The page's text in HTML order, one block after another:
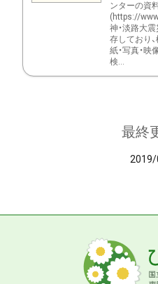
ンターの資
(https://
神・淡路大
存しており
紙・写真・映
検...
最終